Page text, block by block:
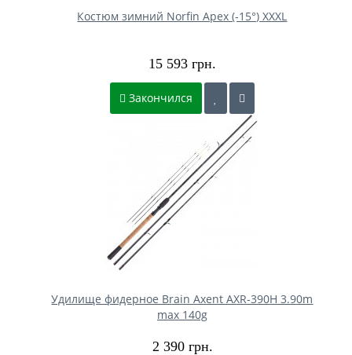
Костюм зимний Norfin Apex (-15°) XXXL
15 593 грн.
Закончился
Удилище фидерное Brain Axent AXR-390H 3.90m
max 140g
2 390 грн.